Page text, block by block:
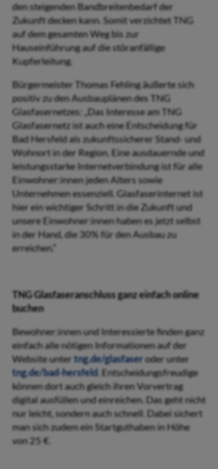
den steigenden Bandbreitenbedarf der
Zukunft decken kann. Somit verzichtet TNG
auf dem gesamten Weg bis zur
Hauseinführung auf die störanfällige
Kupferleitung.
Bürgermeister Thomas Fehling äußerte sich
positiv zu den Ausbauplänen des TNG
Glasfasernetzes: „Das Interesse am TNG
Glasfasernetz ist auch eine Entscheidung für
Bad Hersfeld als zukunftssicherer Stand- und
Wohnort in der Region. Eine ausdauernde und
leistungsstarke Internetverbindung ist für alle
Einwohner:innen jeden Alters sowie
Unternehmen essenziell. Glasfaserinternet ist
hier ein wichtiger Schritt in die Zukunft und
unsere Einwohner:innen haben es jetzt selbst
in der Hand, die 30% für den Ausbau zu
erreichen.“
TNG Glasfaseranschluss ganz einfach online
buchen
Bewohner:innen und Interessierte finden ganz
einfach alle nötigen Informationen auf der
Website unter tng.de/glasfaseroder unter
tng.de/bad-hersfeld. Entscheidungsfreudige
können dort auch gleich ihren Vorvertrag
digital ausfüllen und einreichen. Das geht nicht
nur leicht, sondern auch schnell. Dabei sichert
man sich zudem ein Startguthaben in Höhe
von 25 €.